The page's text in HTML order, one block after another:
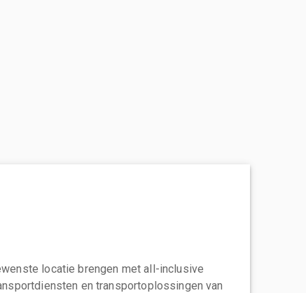
locatie brengen met all-inclusive
en transportoplossingen van